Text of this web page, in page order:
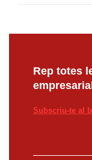
Rep totes
Subscriu-te al